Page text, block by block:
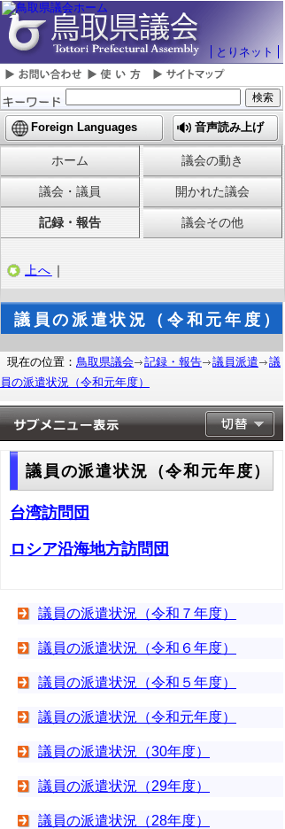
とりネット
Foreign Languages 音声読み上げ
ホーム 議会の動き
議会・議員 開かれた議会
記録・報告 議会その他
上へ ｜
議員の派遣状況（令和元年度）
現在の位置： 鳥取県議会 記録・報告 議員派遣
議
員の派遣状況（令和元年度）
議員の派遣状況（令和元年度）
台湾訪問団
ロシア沿海地方訪問団
議員の派遣状況（令和７年度）
議員の派遣状況（令和６年度）
議員の派遣状況（令和５年度）
議員の派遣状況（令和元年度）
議員の派遣状況（30年度）
議員の派遣状況（29年度）
議員の派遣状況（28年度）